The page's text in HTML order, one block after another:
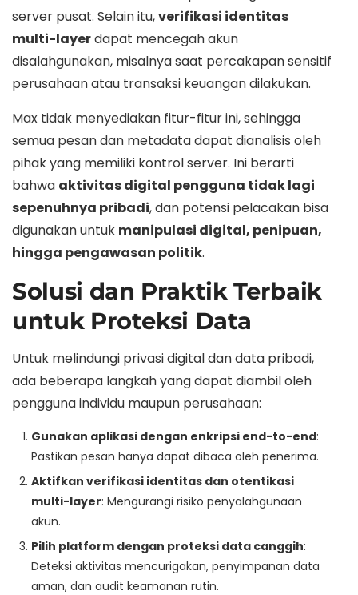
server pusat. Selain itu,verifikasi identitas
multi-layerdapat mencegah akun
disalahgunakan, misalnya saat percakapan sensitif
perusahaan atau transaksi keuangan dilakukan.
Max tidak menyediakan fitur-fitur ini, sehingga
semua pesan dan metadata dapat dianalisis oleh
pihak yang memiliki kontrol server. Ini berarti
bahwa aktivitas digital pengguna tidak lagi
sepenuhnya pribadi, dan potensi pelacakan bisa
digunakan untuk manipulasi digital, penipuan,
hingga pengawasan politik.
Solusi dan Praktik Terbaik
untuk Proteksi Data
Untuk melindungi privasi digital dan data pribadi,
ada beberapa langkah yang dapat diambil oleh
pengguna individu maupun perusahaan:
Gunakan aplikasi dengan enkripsi end-to-end:
Pastikan pesan hanya dapat dibaca oleh penerima.
Aktifkan verifikasi identitas dan otentikasi
multi-layer: Mengurangi risiko penyalahgunaan
akun.
Pilih platform dengan proteksi data canggih:
Deteksi aktivitas mencurigakan, penyimpanan data
aman, dan audit keamanan rutin.